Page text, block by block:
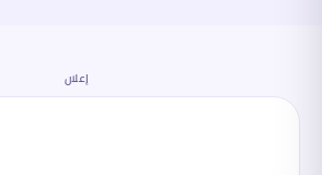
إعلان